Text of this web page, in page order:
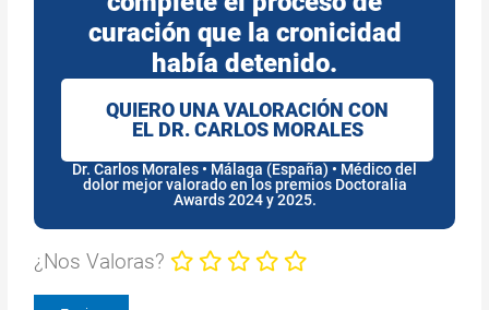
curación que la cronicidad
había detenido.
QUIERO UNA VALORACIÓN CON
EL DR. CARLOS MORALES
Dr. Carlos Morales • Málaga (España) • Médico del
dolor mejor valorado en los premios Doctoralia
Awards 2024 y 2025.
¿Nos Valoras?